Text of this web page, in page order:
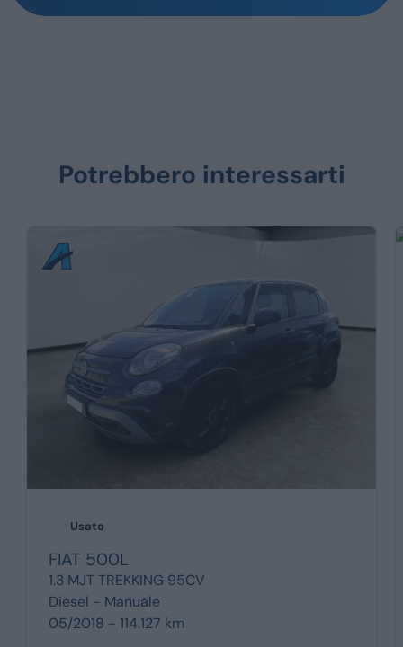
Potrebbero interessarti
Usato
FIAT 500L
1.3 MJT TREKKING 95CV
Diesel - Manuale
05/2018 - 114.127 km